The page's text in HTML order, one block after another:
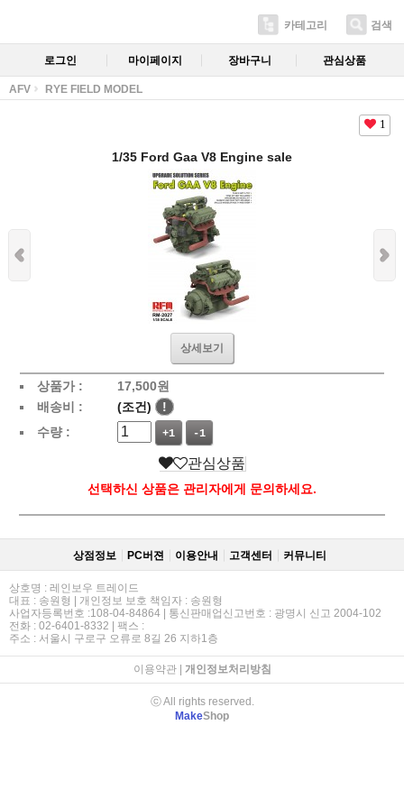
카테고리 검색
로그인 마이페이지 장바구니 관심상품
AFV RYE FIELD MODEL
1
1/35 Ford Gaa V8 Engine sale
상세보기
상품가 : 17,500원
배송비 :
(조건)
!
수량 :
+1 -1
관심상품
선택하신 상품은 관리자에게 문의하세요.
상점정보 PC버젼 이용안내 고객센터 커뮤니티
상호명 : 레인보우 트레이드
대표 : 송원형 | 개인정보 보호 책임자 : 송원형
사업자등록번호 :108-04-84864 | 통신판매업신고번호 : 광명시 신고 2004-102
전화 : 02-6401-8332 | 팩스 :
주소 : 서울시 구로구 오류로 8길 26 지하1층
이용약관| 개인정보처리방침
ⓒ All rights reserved.
MakeShop